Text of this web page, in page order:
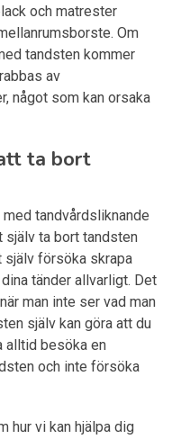
och matrester
Om
tandsten kommer
av
något som kan orsaka
ta bort
tandvårdsliknande
själv ta bort tandsten
själv försöka skrapa
tänder allvarligt. Det
man inte ser vad man
själv kan göra att du
alltid besöka en
och inte försöka
hur vi kan hjälpa dig